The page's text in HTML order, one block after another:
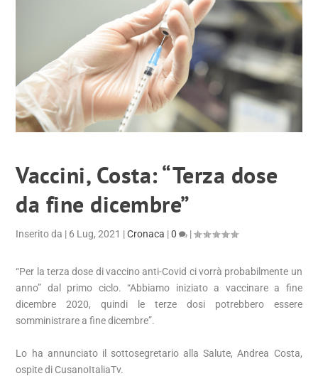
Vaccini, Costa: “Terza dose
da fine dicembre”
Inserito da | 6 Lug, 2021 |Cronaca |0 |
“Per la terza dose di vaccino anti-Covid ci vorrà probabilmente un
anno” dal primo ciclo. “Abbiamo iniziato a vaccinare a fine
dicembre 2020, quindi le terze dosi potrebbero essere
somministrare a fine dicembre”.
Lo ha annunciato il sottosegretario alla Salute, Andrea Costa,
ospite di CusanoItaliaTv.